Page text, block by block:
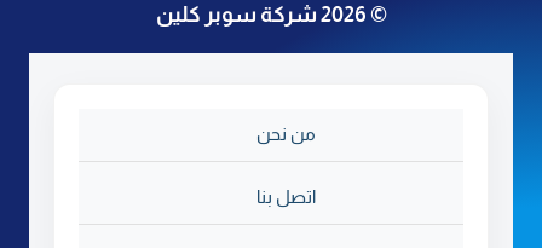
© 2026 شركة سوبر كلين
من نحن
اتصل بنا